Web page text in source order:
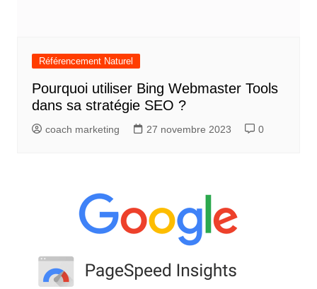
Référencement Naturel
Pourquoi utiliser Bing Webmaster Tools
dans sa stratégie SEO ?
coach marketing 27 novembre 2023 0